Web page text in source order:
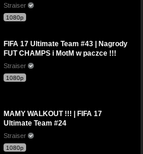
Straiser
1080p
FIFA 17 Ultimate Team #43 | Nagrody
FUT CHAMPS i MotM w paczce !!!
Straiser
1080p
MAMY WALKOUT !!! | FIFA 17
Ultimate Team #24
Straiser
1080p